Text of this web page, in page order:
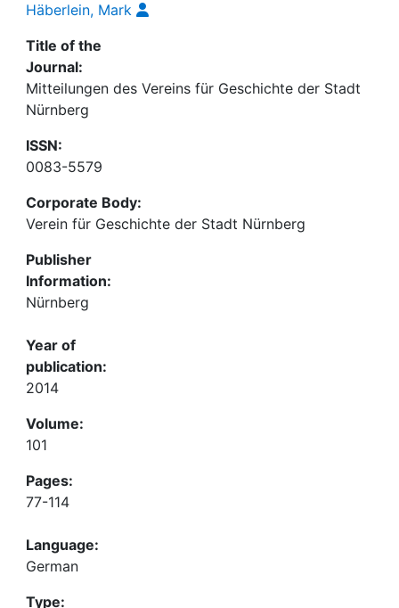
Häberlein, Mark
Title of the
Journal:
Mitteilungen des Vereins für Geschichte der Stadt
Nürnberg
ISSN:
0083-5579
Corporate Body:
Verein für Geschichte der Stadt Nürnberg
Publisher
Information:
Nürnberg
Year of
publication:
2014
Volume:
101
Pages:
77-114
Language:
German
Type: